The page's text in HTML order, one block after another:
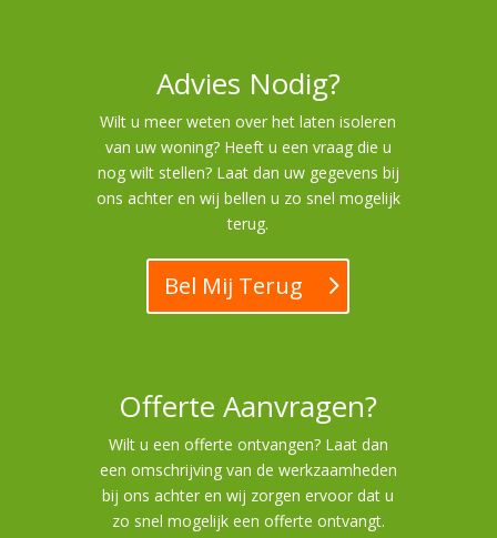
Advies Nodig?
Wilt u meer weten over het laten isoleren
van uw woning? Heeft u een vraag die u
nog wilt stellen? Laat dan uw gegevens bij
ons achter en wij bellen u zo snel mogelijk
terug.
Bel Mij Terug
Offerte Aanvragen?
Wilt u een offerte ontvangen? Laat dan
een omschrijving van de werkzaamheden
bij ons achter en wij zorgen ervoor dat u
zo snel mogelijk een offerte ontvangt.